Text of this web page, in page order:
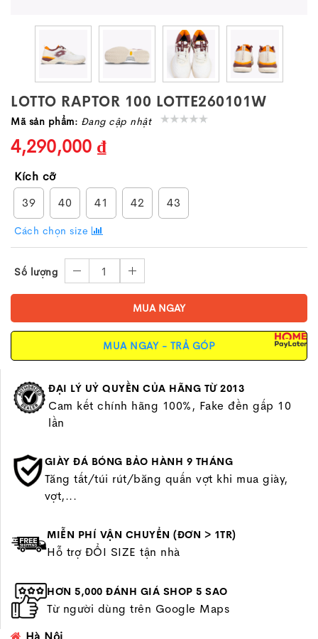
LOTTO RAPTOR 100 LOTTE260101W
Mã sản phẩm: Đang cập nhật
4,290,000 ₫
Kích cỡ
39
40 41 42 43
Cách chọn size
Số lượng 1
MUA NGAY
MUA NGAY - TRẢ GÓP
ĐẠI LÝ UỶ QUYỀN CỦA HÃNG TỪ 2013
Cam kết chính hãng 100%, Fake đền gấp 10
lần
GIÀY ĐÁ BÓNG BẢO HÀNH 9 THÁNG
Tăng tất/túi rút/băng quấn vợt khi mua giày,
vợt,...
MIỄN PHÍ VẬN CHUYỂN (ĐƠN > 1TR)
Hỗ trợ ĐỔI SIZE tận nhà
HƠN 5,000 ĐÁNH GIÁ SHOP 5 SAO
Từ người dùng trên Google Maps